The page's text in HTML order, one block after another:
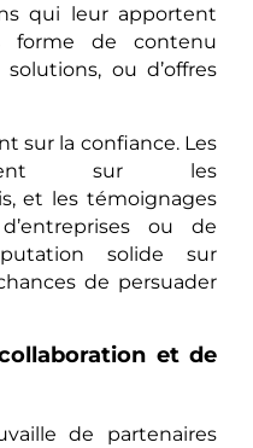
qui leur apportent
forme de contenu
ou d’offres
sur la confiance. Les
sur les
et les témoignages
ou de
solide sur
de persuader
et de
de partenaires